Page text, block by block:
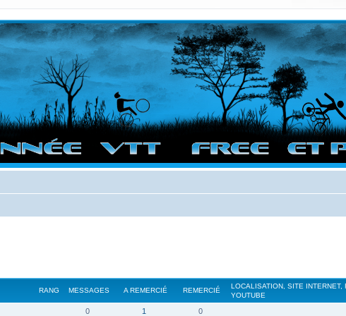
navigation sur le site et bonnes randos dans l'Ouest !
RANG MESSAGES A REMERCIÉ REMERCIÉ
LOCALISATION, SITE
YOUTUBE
0 1 0